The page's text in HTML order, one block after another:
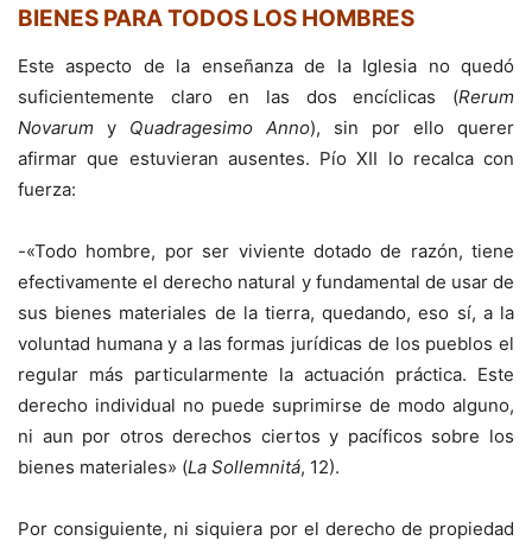
BIENES PARA TODOS LOS HOMBRES
Este aspecto de la enseñanza de la Iglesia no quedó
suficientemente claro en las dos encíclicas (Rerum
Novarum y Quadragesimo Anno), sin por ello querer
afirmar que estuvieran ausentes. Pío XII lo recalca con
fuerza:
-«Todo hombre, por ser viviente dotado de razón, tiene
efectivamente el derecho natural y fundamental de usar de
sus bienes materiales de la tierra, quedando, eso sí, a la
voluntad humana y a las formas jurídicas de los pueblos el
regular más particularmente la actuación práctica. Este
derecho individual no puede suprimirse de modo alguno,
ni aun por otros derechos ciertos y pacíficos sobre los
bienes materiales» (La Sollemnitá, 12).
Por consiguiente, ni siquiera por el derecho de propiedad